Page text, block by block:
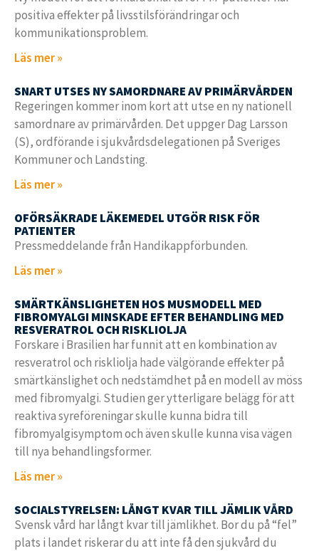
positiva effekter på livsstilsförändringar och
kommunikationsproblem.
Läs mer »
SNART UTSES NY SAMORDNARE AV PRIMÄRVÅRDEN
Regeringen kommer inom kort att utse en ny nationell
samordnare av primärvården. Det uppger Dag Larsson
(S), ordförande i sjukvårdsdelegationen på Sveriges
Kommuner och Landsting.
Läs mer »
OFÖRSÄKRADE LÄKEMEDEL UTGÖR RISK FÖR
PATIENTER
Pressmeddelande från Handikappförbunden.
Läs mer »
SMÄRTKÄNSLIGHETEN HOS MUSMODELL MED
FIBROMYALGI MINSKADE EFTER BEHANDLING MED
RESVERATROL OCH RISKLIOLJA
Forskare i Brasilien har funnit att en kombination av
resveratrol och riskliolja hade välgörande effekter på
smärtkänslighet och nedstämdhet på en modell av möss
med fibromyalgi. Studien ger ytterligare belägg för att
reaktiva syreföreningar skulle kunna bidra till
fibromyalgisymptom och även skulle kunna visa vägen
till nya behandlingsformer.
Läs mer »
SOCIALSTYRELSEN: LÅNGT KVAR TILL JÄMLIK VÅRD
Svensk vård har långt kvar till jämlikhet. Bor du på “fel”
plats i landet riskerar du att inte få den sjukvård du